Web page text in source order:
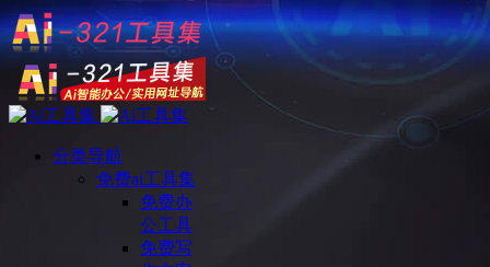
分类导航
免费ai工具集
免费办
公工具
免费写